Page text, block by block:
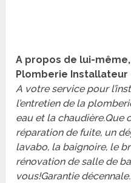
A propos de lui-
Plomberie
A votre service pour
l’entretien de la
eau et la chaudière.Que
réparation de fuite, un
lavabo, la baignoire, le
rénovation de salle de
vous!Garantie